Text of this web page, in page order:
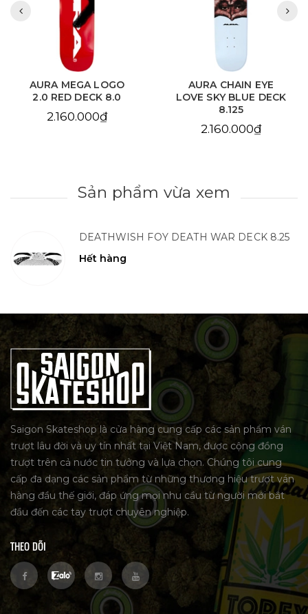
AURA MEGA LOGO
2.0 RED DECK 8.0
2.160.000₫
AURA CHAIN EYE
LOVE SKY BLUE DECK
8.125
2.160.000₫
Sản phẩm vừa xem
DEATHWISH FOY DEATH WAR DECK 8.25
Hết hàng
Saigon Skateshop là cửa hàng cung cấp các sản phẩm ván
trượt lâu đời và uy tín nhất tại Việt Nam, được cộng đồng
trượt trên cả nước tin tưởng và lựa chọn. Chúng tôi cung
cấp đa dạng các sản phẩm từ những thương hiệu trượt ván
hàng đầu thế giới, đáp ứng mọi nhu cầu từ người mới bắt
đầu đến các tay trượt chuyên nghiệp.
THEO DÕI